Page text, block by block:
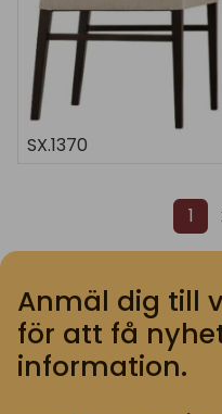
SX.1370
1
Anmäl dig till
för att få
information.